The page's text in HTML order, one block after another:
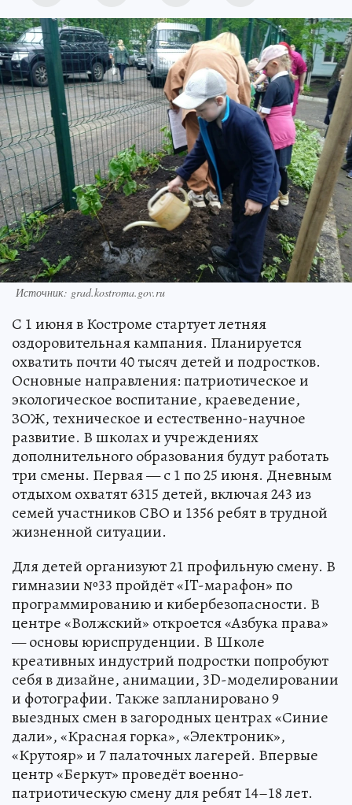
Источник: grad.kostroma.gov.ru
С 1 июня в Костроме стартует летняя
оздоровительная кампания. Планируется
охватить почти 40 тысяч детей и подростков.
Основные направления: патриотическое и
экологическое воспитание, краеведение,
ЗОЖ, техническое и естественно-научное
развитие. В школах и учреждениях
дополнительного образования будут работать
три смены. Первая — с 1 по 25 июня. Дневным
отдыхом охватят 6315 детей, включая 243 из
семей участников СВО и 1356 ребят в трудной
жизненной ситуации.
Для детей организуют 21 профильную смену. В
гимназии №33 пройдёт «IT-марафон» по
программированию и кибербезопасности. В
центре «Волжский» откроется «Азбука права»
— основы юриспруденции. В Школе
креативных индустрий подростки попробуют
себя в дизайне, анимации, 3D-моделировании
и фотографии. Также запланировано 9
выездных смен в загородных центрах «Синие
дали», «Красная горка», «Электроник»,
«Крутояр» и 7 палаточных лагерей. Впервые
центр «Беркут» проведёт военно-
патриотическую смену для ребят 14–18 лет.